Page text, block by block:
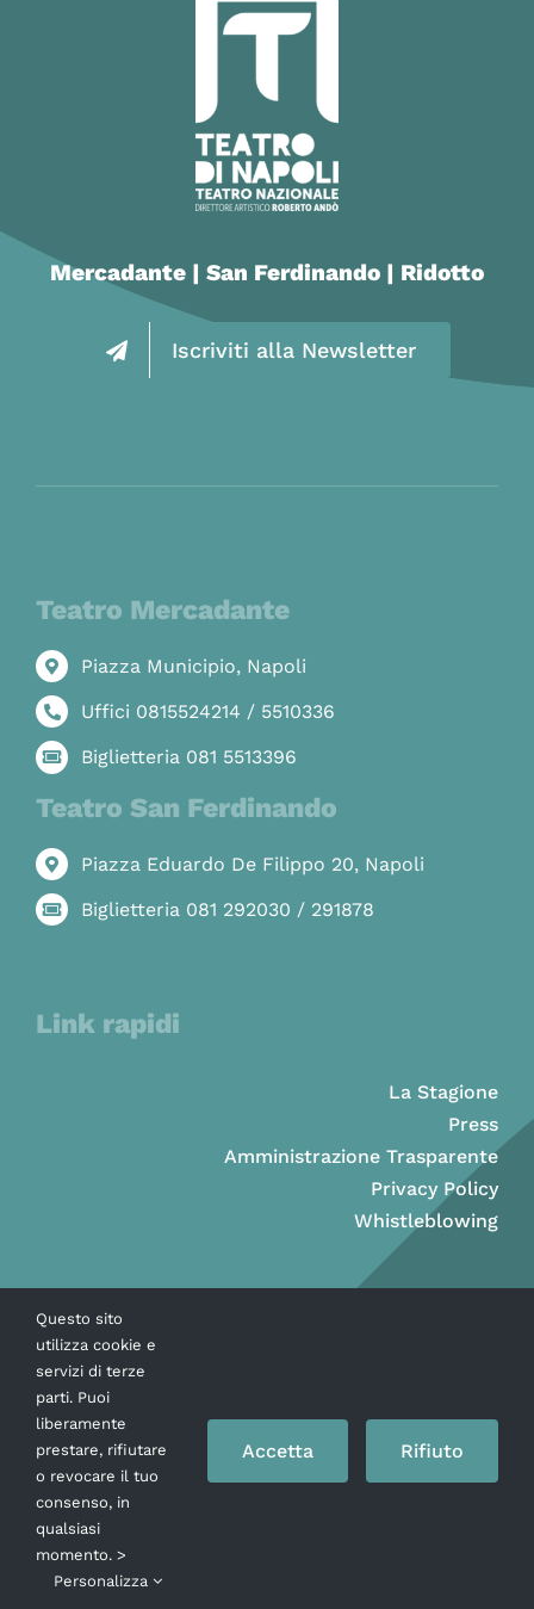
Mercadante | San Ferdinando | Ridotto
Iscriviti alla Newsletter
Teatro Mercadante
Piazza Municipio, Napoli
Uffici 0815524214 / 5510336
Biglietteria 081 5513396
Teatro San Ferdinando
Piazza Eduardo De Filippo 20, Napoli
Biglietteria 081 292030 / 291878
Link rapidi
La Stagione
Press
Amministrazione Trasparente
Privacy Policy
Whistleblowing
Copyright © Ass. Teatro Stabile della Città di Napoli 2026
Questo sito
utilizza cookie e
servizi di terze
parti. Puoi
liberamente
prestare, rifiutare
o revocare il tuo
consenso, in
qualsiasi
momento. >
Personalizza
Accetta Rifiuto